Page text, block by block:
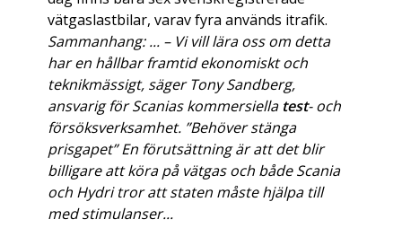
vätgaslastbilar, varav fyra används itrafik.
Sammanhang: ... – Vi vill lära oss om detta
har en hållbar framtid ekonomiskt och
teknikmässigt, säger Tony Sandberg,
ansvarig för Scanias kommersiella test- och
försöksverksamhet. ”Behöver stänga
prisgapet” En förutsättning är att det blir
billigare att köra på vätgas och både Scania
och Hydri tror att staten måste hjälpa till
med stimulanser...